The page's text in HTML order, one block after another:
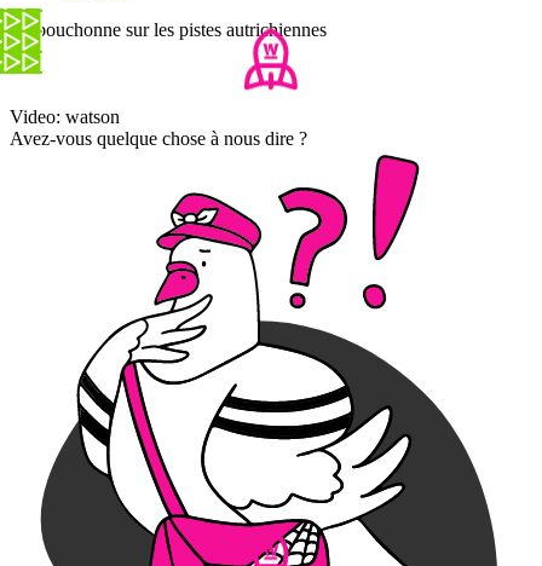
Ça bouchonne sur les pistes autrichiennes
Video: watson
Avez-vous quelque chose à nous dire ?